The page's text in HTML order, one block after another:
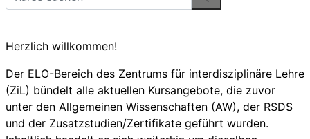
Kurse suchen
Herzlich willkommen!
Der ELO-Bereich des Zentrums für interdisziplinäre Lehre
(ZiL) bündelt alle aktuellen Kursangebote, die zuvor
unter den Allgemeinen Wissenschaften (AW), der RSDS
und der Zusatzstudien/Zertifikate geführt wurden.